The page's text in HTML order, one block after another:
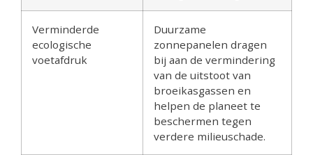
Verminderde
ecologische
voetafdruk
Duurzame
zonnepanelen dragen
bij aan de vermindering
van de uitstoot van
broeikasgassen en
helpen de planeet te
beschermen tegen
verdere milieuschade.